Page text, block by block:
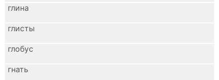
глина
глисты
глобус
гнать